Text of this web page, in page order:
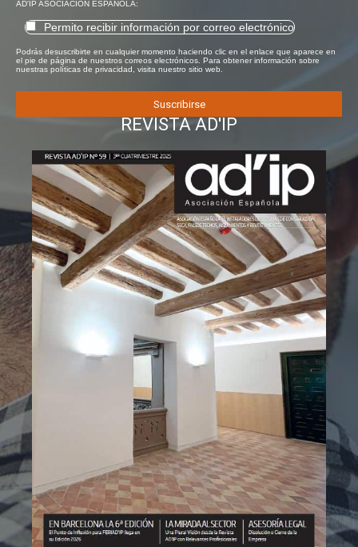
AD'IP ASOCIACIÓN ESPAÑOLA:
Permito recibir información por correo electrónico
Podrás desuscribirte en cualquier momento haciendo clic en el enlace que aparece en
el pie de página de nuestros correos electrónicos. Para obtener información sobre
nuestras políticas de privacidad, visita nuestro sitio web.
REVISTA AD'IP